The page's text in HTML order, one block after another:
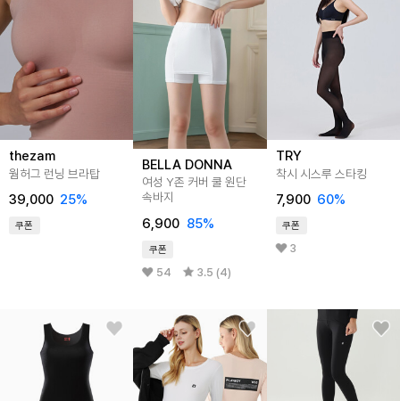
thezam
웜허그 런닝 브라탑
39,000 25%
쿠폰
BELLA DONNA
여성 Y존 커버 쿨 원단
속바지
6,900 85%
쿠폰
54 3.5 (4)
TRY
착시 시스루 스타킹
7,900 60%
쿠폰
3